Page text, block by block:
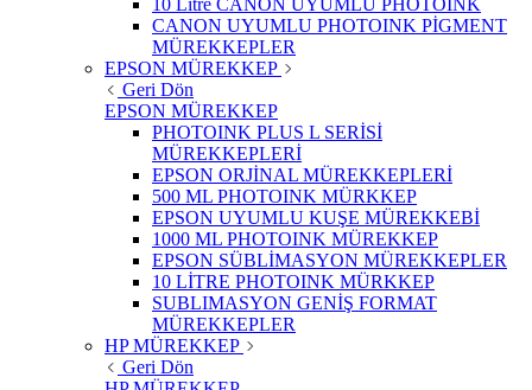
10 Litre CANON UYUMLU PHOTOINK
CANON UYUMLU PHOTOINK PİGMENT
MÜREKKEPLER
EPSON MÜREKKEP
Geri Dön
EPSON MÜREKKEP
PHOTOINK PLUS L SERİSİ
MÜREKKEPLERİ
EPSON ORJİNAL MÜREKKEPLERİ
500 ML PHOTOINK MÜRKKEP
EPSON UYUMLU KUŞE MÜREKKEBİ
1000 ML PHOTOINK MÜREKKEP
EPSON SÜBLİMASYON MÜREKKEPLER
10 LİTRE PHOTOINK MÜRKKEP
SUBLIMASYON GENİŞ FORMAT
MÜREKKEPLER
HP MÜREKKEP
Geri Dön